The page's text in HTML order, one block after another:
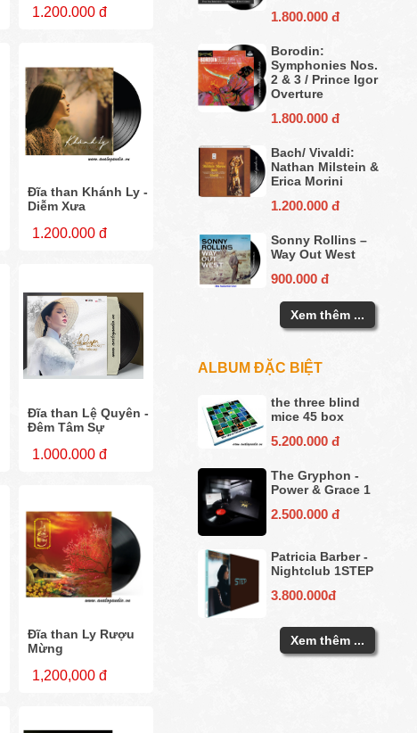
1.200.000 đ
Đĩa than Khánh Ly -
Diễm Xưa
1.200.000 đ
Đĩa than Lệ Quyên -
Đêm Tâm Sự
1.000.000 đ
Đĩa than Ly Rượu
Mừng
1,200,000 đ
1.800.000 đ
Borodin:
Symphonies Nos.
2 & 3 / Prince Igor
Overture
1.800.000 đ
Bach/ Vivaldi:
Nathan Milstein &
Erica Morini
1.200.000 đ
Sonny Rollins ‎–
Way Out West
900.000 đ
Xem thêm ...
ALBUM ĐẶC BIỆT
the three blind
mice 45 box
5.200.000 đ
The Gryphon -
Power & Grace 1
2.500.000 đ
Patricia Barber -
Nightclub 1STEP
3.800.000đ
Xem thêm ...